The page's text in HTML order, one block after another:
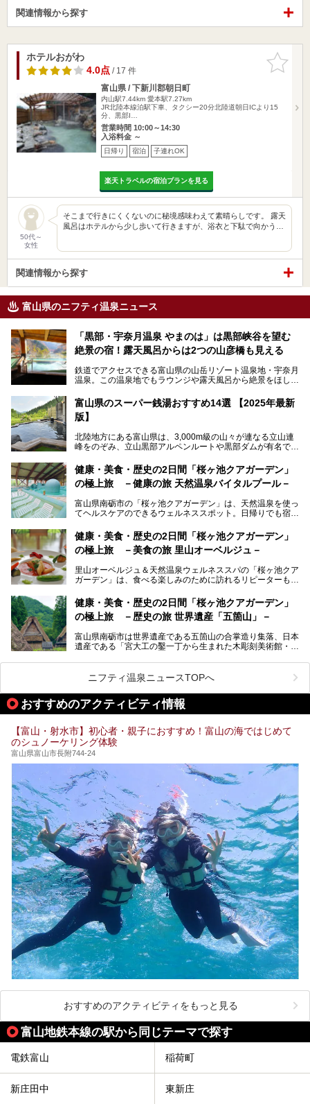
関連情報から探す
お気に入
りに追加
ホテルおがわ
4.0点/ 17 件
富山県 / 下新川郡朝日町
内山駅7.44km 愛本駅7.27km
JR北陸本線泊駅下車、タクシー20分北陸道朝日ICより15
分、黒部I…
営業時間 10:00～14:30
入浴料金 ～
日帰り 宿泊 子連れOK
楽天トラベルの宿泊プランを見る
50代～
女性
そこまで行きにくくないのに秘境感味わえて素晴らしです。 露天
風呂はホテルから少し歩いて行きますが、浴衣と下駄で向かう…
関連情報から探す
富山県のニフティ温泉ニュース
「黒部・宇奈月温泉 やまのは」は黒部峡谷を望む
絶景の宿！露天風呂からは2つの山彦橋も見える
鉄道でアクセスできる富山県の山岳リゾート温泉地・宇奈月
温泉。この温泉地でもラウンジや露天風呂から絶景をほしい
の「黒部・宇奈月温泉 やまのは」。
自慢の眺望、温泉、居心地の良い客室、ビュッフェ式の食事
ます。日常から少し離れて、山懐で自然に癒されたいと思う
方にぴったりの温泉です。冬なら雪景色も絵になりますよ。
───
提供元：オリックス・ホテルマネジメント株式会社【PR】
この記事は黒部・宇奈月温泉 やまのはのPR記事です。
富山県のスーパー銭湯おすすめ14選 【2025年最新
版】
北陸地方にある富山県は、3,000m級の山々が連なる立山連
峰をのぞみ、立山黒部アルペンルートや黒部ダムが有名で
の（新鮮な）海の幸も見逃せません！
北陸新幹線が開業し、実は東京からも2時間ほどでアクセス
のいい天然温泉が豊富で、すぐにでも出かけたくなる施設が
満載ですよ。
健康・美食・歴史の2日間「桜ヶ池クアガーデン」
の極上旅 －健康の旅 天然温泉バイタルプール－
富山県南砺市の「桜ヶ池クアガーデン」は、天然温泉を使っ
てヘルスケアのできるウェルネススポット。日帰りでも宿泊
るので、ゆったり楽しみながら美しく健康に。
そんな「桜ヶ池クアガーデン」の天然温泉バイタルプールと
ートしたいと思います。
健康・美食・歴史の2日間「桜ヶ池クアガーデン」
の極上旅 －美食の旅 里山オーベルジュ－
里山オーベルジュ＆天然温泉ウェルネススパの「桜ヶ池クア
ガーデン」は、食べる楽しみのために訪れるリピーターも多
月、水はフレンチ、火、木は和食、土日はその両方がランチ
とディナーで味わえます。オリジナルのスイーツも評判で
す。
そんな「桜ヶ池クアガーデン」に宿泊して、食を満喫してき
たのでじっくりご紹介します！
健康・美食・歴史の2日間「桜ヶ池クアガーデン」
の極上旅 －歴史の旅 世界遺産「五箇山」－
富山県南砺市は世界遺産である五箇山の合掌造り集落、日本
遺産である「宮大工の鑿一丁から生まれた木彫刻美術館・井
小京都・城端と、とても魅力的な観光スポットがたくさんあ
ります。
城端の郊外に建つ里山オーベルジュ＆温泉ウェルネススパ
「桜ヶ池クアガーデン」に泊まって、歴史の旅にお出かけし
てみませんか？
ニフティ温泉ニュースTOPへ
おすすめのアクティビティ情報
【富山・射水市】初心者・親子におすすめ！富山の海ではじめて
のシュノーケリング体験
富山県富山市長附744-24
おすすめのアクティビティをもっと見る
富山地鉄本線の駅から同じテーマで探す
電鉄富山 稲荷町
新庄田中 東新庄